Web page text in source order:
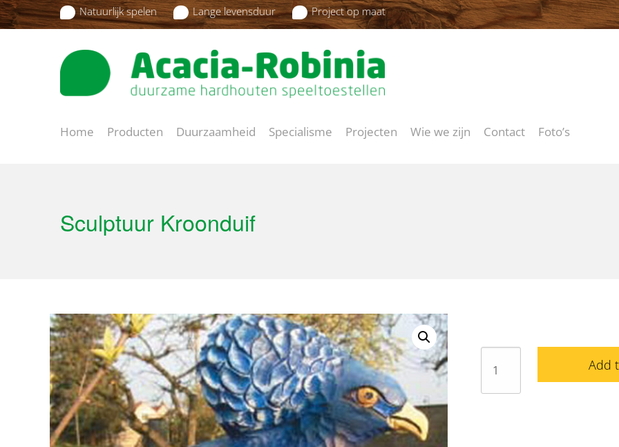
Natuurlijk spelen Lange levensduur Project op maat
Home Producten Duurzaamheid Specialisme Projecten Wie we zijn Contact Foto’s
Sculptuur Kroonduif
Kroonduif
aantal
Add